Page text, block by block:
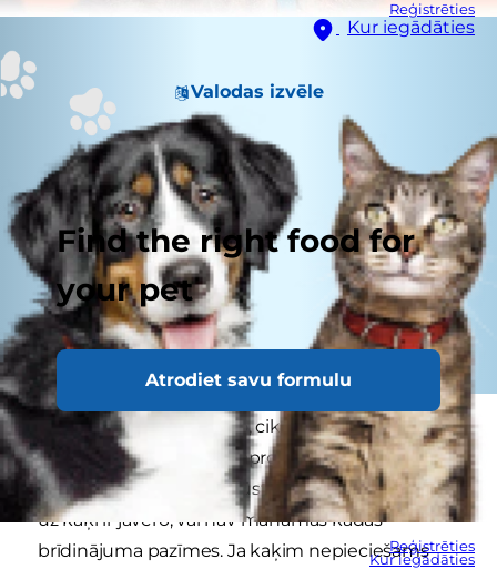
Reģistrēties
Kur iegādāties
Valodas izvēle
Find the right food for
your pet
Atrodiet savu formulu
Reģistrēties
Kur iegādāties
Vai esat nobažījies par to, cik apaļīgs ir kļuvis jūsu
kaķis? Cilvēki ātri vien saprot, ka ir pieņēmušies
svarā, ja viņu apģērbs kļūst ciešāks, bet attiecībā
uz kaķi ir jāvēro, vai nav manāmas kādas
brīdinājuma pazīmes. Ja kaķim nepieciešams